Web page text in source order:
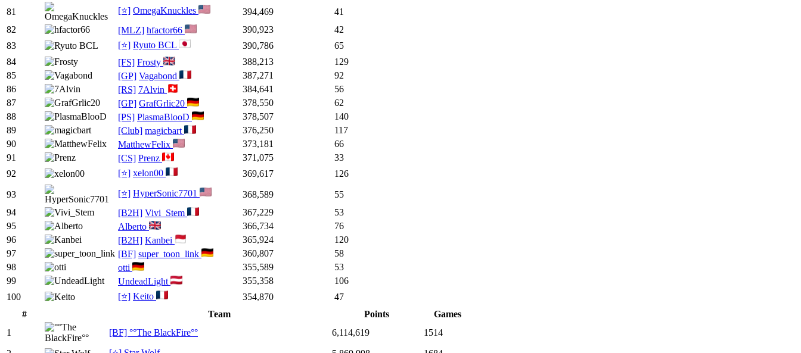
81
[⭐] OmegaKnuckles 394,469
41
82
[MLZ] hfactor66 390,923
42
83
[⭐] Ryuto BCL 390,786
65
84
[FS] Frosty 388,213
129
85
[GP] Vagabond 387,271
92
86
[RS] 7Alvin 384,641
56
87
[GP] GrafGrlic20 378,550
62
88
[PS] PlasmaBlooD 378,507
140
89
[Club] magicbart 376,250
117
90
MatthewFelix 373,181
66
91
[CS] Prenz 371,075
33
92
[⭐] xelon00 369,617 126
93 [⭐] HyperSonic7701 368,589
55
94
[B2H] Vivi_Stem 367,229
53
95
Alberto 366,734
76
96
[B2H] Kanbei 365,924
120
97
[BF] super_toon_link 360,807
58
98
otti 355,589
53
99
UndeadLight 355,358
106
100
[⭐] Keito 354,870
47
#
Team Points
Games
1
[BF] °°The BlackFire°° 6,114,619 1514